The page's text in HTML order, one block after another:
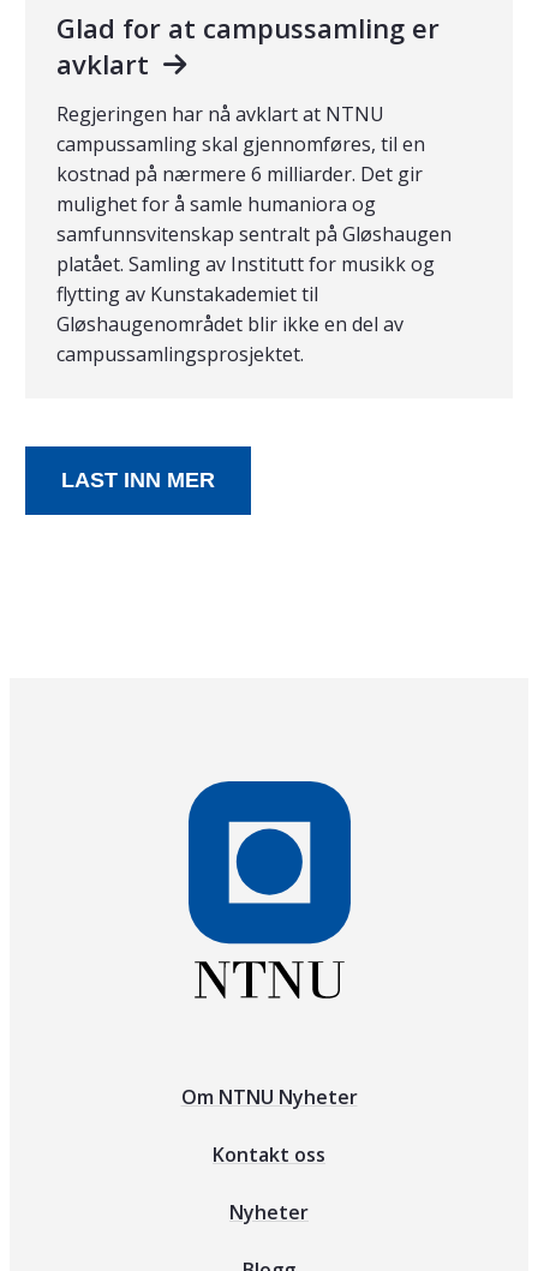
Glad for at campussamling er
avklart
Regjeringen har nå avklart at NTNU
campussamling skal gjennomføres, til en
kostnad på nærmere 6 milliarder. Det gir
mulighet for å samle humaniora og
samfunnsvitenskap sentralt på Gløshaugen
platået. Samling av Institutt for musikk og
flytting av Kunstakademiet til
Gløshaugenområdet blir ikke en del av
campussamlingsprosjektet.
LAST INN MER
Om NTNU Nyheter
Kontakt oss
Nyheter